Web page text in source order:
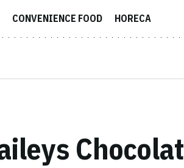
CONVENIENCE FOOD HORECA
Chocolat